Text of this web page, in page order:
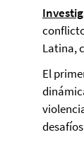
Latina,
El